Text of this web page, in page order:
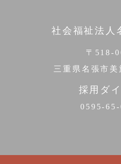
社会福祉法人
〒518-
三重県名張市
採用ダ
0595-65-